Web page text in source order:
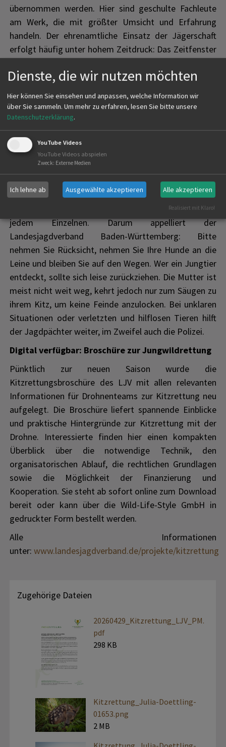
übernommen werden. Hier sind geschulte Fachleute
am Werk, die mit größter Umsicht und Erfahrung
handeln. Der ehrenamtliche Einsatz der Jägerschaft
erfolgt häufig unter hohem Zeitdruck: Das Zeitfenster
Drohnenteams bleiben nur wenige Stunden, um die
Es geht nur gemeinsam: Jeder kann Tiere
schützen
Rücksicht und Verständnis für Wildtiere und ihre
Lebensräume sind gerade während der Brut- und
Setzzeit entscheidend, um Tierleid zu vermeiden.
Jäger, Landwirte und Drohnenteams arbeiten bei der
Kitzrettung mit großem Engagement Hand in Hand.
Ein achtsamer Umgang mit der Natur beginnt aber bei
jedem Einzelnen. Darum appelliert der
Landesjagdverband Baden-Württemberg: Bitte
nehmen Sie Rücksicht, nehmen Sie Ihre Hunde an die
Leine und bleiben Sie auf den Wegen. Wer ein Jungtier
entdeckt, sollte sich leise zurückziehen. Die Mutter ist
meist nicht weit weg, kehrt jedoch nur zum Säugen zu
ihrem Kitz, um keine Feinde anzulocken. Bei unklaren
Situationen oder verletzten und hilflosen Tieren hilft
der Jagdpächter weiter, im Zweifel auch die Polizei.
Digital verfügbar: Broschüre zur Jungwildrettung
Pünktlich zur neuen Saison wurde die
Kitzrettungsbroschüre des LJV mit allen relevanten
Informationen für Drohnenteams zur Kitzrettung neu
aufgelegt. Die Broschüre liefert spannende Einblicke
und praktische Hintergründe zur Kitzrettung mit der
Drohne. Interessierte finden hier einen kompakten
Überblick über die notwendige Technik, den
organisatorischen Ablauf, die rechtlichen Grundlagen
sowie die Möglichkeit der Finanzierung und
Kooperation. Sie steht ab sofort online zum Download
bereit oder kann über die Wild-Life-Style GmbH in
gedruckter Form bestellt werden.
Alle Informationen
unter:www.landesjagdverband.de/projekte/kitzrettung
Zugehörige Dateien
20260429_Kitzrettung_LJV_PM.
pdf
298 KB
Kitzrettung_Julia-Doettling-
01653.png
2 MB
Dienste, die wir nutzen möchten
Hier können Sie einsehen und anpassen, welche Information wir
über Sie sammeln. Um mehr zu erfahren, lesen Sie bitte unsere
Datenschutzerklärung.
YouTube Videos
YouTube Videos abspielen
Zweck: Externe Medien
Ich lehne ab Ausgewählte akzeptieren Alle akzeptieren
Realisiert mit Klaro!